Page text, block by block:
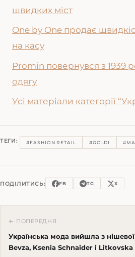
швидких міст
One by One продає
на касу
Promin повернувся з 1939
одягу
Усі матеріали категорії
ТЕГИ: #FASHION RETAIL #GOLDI
ПОДІЛИТИСЬ: FB TG X
← ПОПЕРЕДНЯ
Українська мода вийшла з
Bevza, Ksenia Schnaider і